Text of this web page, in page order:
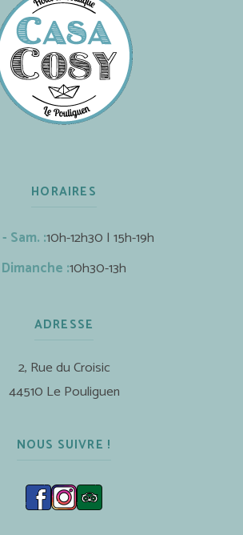
HORAIRES
Sam. :10h-12h30 | 15h-19h
Dimanche :10h30-13h
ADRESSE
2, Rue du Croisic
44510 Le Pouliguen
NOUS SUIVRE !